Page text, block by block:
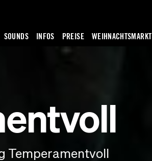
SOUNDS INFOS PREISE WEIHNACHTSMARKT
Temperamentvoll